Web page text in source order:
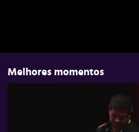
Melhores momentos